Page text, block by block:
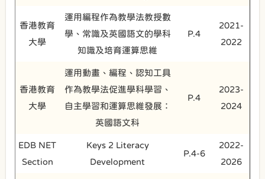
香港教育
大學
運用編程作為教學法教授數
學、常識及英國語文的學科
知識及培育運算思維
P.4
2021-
2022
香港教育
大學
運用動畫、編程、認知工具
作為教學法促進學科學習、
自主學習和運算思維發展：
英國語文科
P.4
2023-
2024
EDB NET
Section
Keys 2 Literacy
Development
P.4-6
2022-
2026